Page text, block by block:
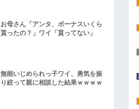
お母さん「アンタ、ボーナスいくら
貰ったの？」ワイ「貰ってない」
無能いじめられっ子ワイ、勇気を振
り絞って親に相談した結果ｗｗｗｗ